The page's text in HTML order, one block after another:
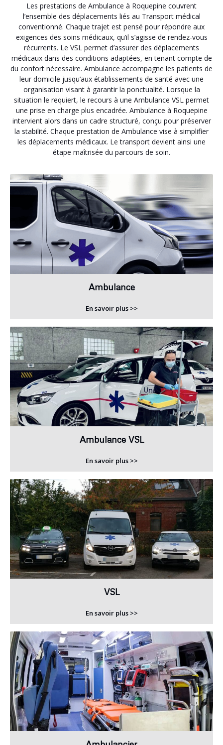
Les prestations de Ambulance à Roquepine couvrent
l’ensemble des déplacements liés au Transport médical
conventionné. Chaque trajet est pensé pour répondre aux
exigences des soins médicaux, qu’il s’agisse de rendez-vous
récurrents. Le VSL permet d’assurer des déplacements
médicaux dans des conditions adaptées, en tenant compte de
du confort nécessaire. Ambulance accompagne les patients de
leur domicile jusqu’aux établissements de santé avec une
organisation visant à garantir la ponctualité. Lorsque la
situation le requiert, le recours à une Ambulance VSL permet
une prise en charge plus encadrée. Ambulance à Roquepine
intervient alors dans un cadre structuré, conçu pour préserver
la stabilité. Chaque prestation de Ambulance vise à simplifier
les déplacements médicaux. Le transport devient ainsi une
étape maîtrisée du parcours de soin.
Ambulance
En savoir plus >>
Ambulance VSL
En savoir plus >>
VSL
En savoir plus >>